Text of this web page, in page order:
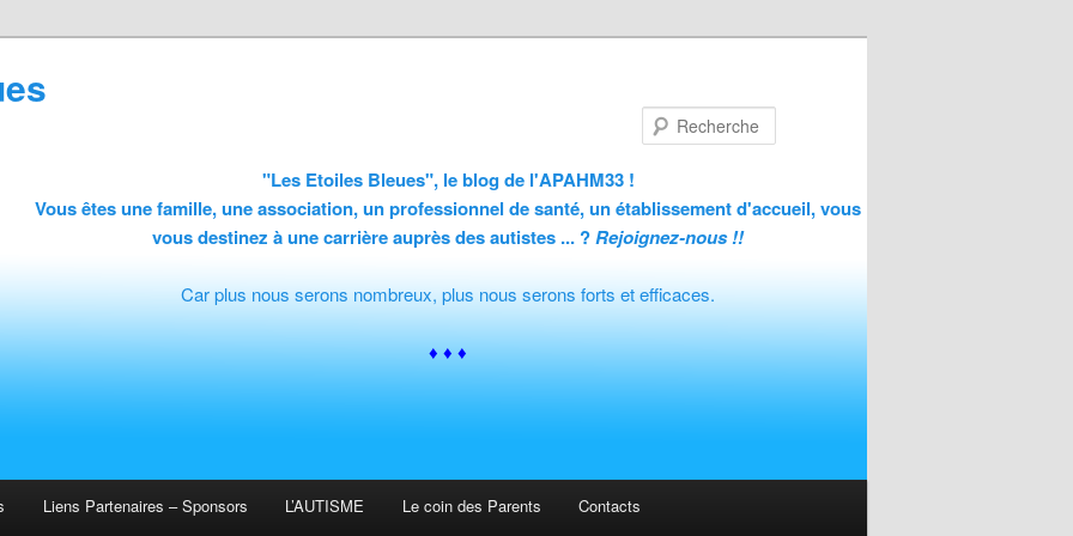
"Les Etoiles Bleues", le blog de l'APAHM33 !
Vous êtes une famille, une association, un professionnel de santé, un établissement d'accueil, vous
vous destinez à une carrière auprès des autistes ... ?Rejoignez-nous !!
Car plus nous serons nombreux, plus nous serons forts et efficaces.
♦ ♦ ♦
Liens Partenaires – Sponsors L’AUTISME Le coin des Parents Contacts